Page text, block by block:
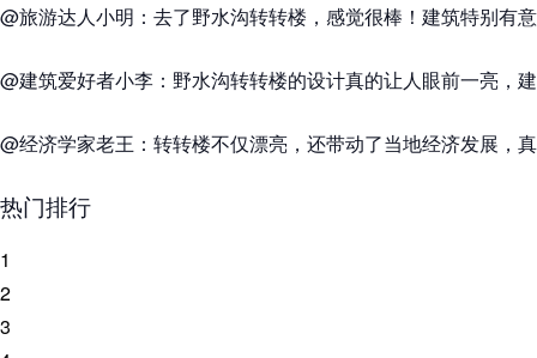
@旅游达人小明：去了野水沟转转楼，感觉很棒！建筑特别有
@建筑爱好者小李：野水沟转转楼的设计真的让人眼前一亮，
@经济学家老王：转转楼不仅漂亮，还带动了当地经济发展，
热门排行
1
2
3